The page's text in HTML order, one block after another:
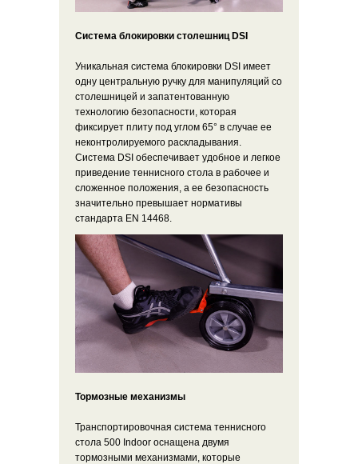
Система блокировки столешниц DSI
Уникальная система блокировки DSI имеет
одну центральную ручку для манипуляций со
столешницей и запатентованную
технологию безопасности, которая
фиксирует плиту под углом 65° в случае ее
неконтролируемого раскладывания.
Система DSI обеспечивает удобное и легкое
приведение теннисного стола в рабочее и
сложенное положения, а ее безопасность
значительно превышает нормативы
стандарта EN 14468.
Тормозные механизмы
Транспортировочная система теннисного
стола 500 Indoor оснащена двумя
тормозными механизмами, которые